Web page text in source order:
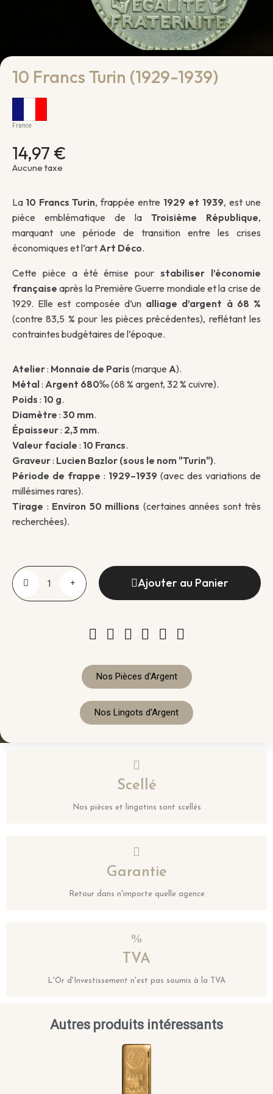
10 Francs Turin (1929-1939)
France
14,97 €
Aucune taxe
La 10 Francs Turin, frappée entre 1929 et 1939, est une
pièce emblématique de la Troisième République,
marquant une période de transition entre les crises
économiques et l’art Art Déco.
Cette pièce a été émise pour stabiliser l’économie
française après la Première Guerre mondiale et la crise de
1929. Elle est composée d’un alliage d’argent à 68 %
(contre 83,5 % pour les pièces précédentes), reflétant les
contraintes budgétaires de l’époque.
Atelier: Monnaie de Paris (marque A).
Métal: Argent 680‰(68 % argent, 32 % cuivre).
Poids : 10 g.
Diamètre : 30 mm.
Épaisseur: 2,3 mm.
Valeur faciale : 10 Francs.
Graveur: Lucien Bazlor (sous le nom "Turin").
Période de frappe : 1929–1939 (avec des variations de
millésimes rares).
Tirage : Environ 50 millions (certaines années sont très
recherchées).
Ajouter au Panier
Nos Pièces d'Argent
Nos Lingots d'Argent
Scellé
Nos pièces et lingotins sont scellés
Garantie
Retour dans n'importe quelle agence
TVA
L'Or d'Investissement n'est pas soumis à la TVA
Autres produits intéressants